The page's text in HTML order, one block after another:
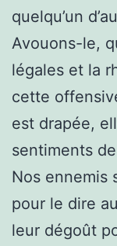
quelqu’un
Avouons-le,
légales et la
cette
est drapée,
sentiments
Nos ennemis
pour le dire
leur dégoût